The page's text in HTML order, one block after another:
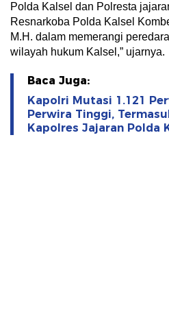
Polda Kalsel dan Polresta
Resnarkoba Polda Kalsel
M.H. dalam memerangi
wilayah hukum Kalsel,” ujarnya.
Baca Juga:
Kapolri Mutasi 1.121
Perwira Tinggi,
Kapolres Jajaran Polda